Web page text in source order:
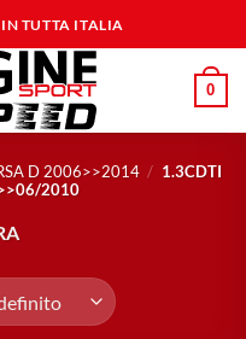
IN TUTTA ITALIA
0
D 2006>>2014 / 1.3CDTI
2010